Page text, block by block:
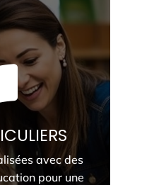
avec des
pour une